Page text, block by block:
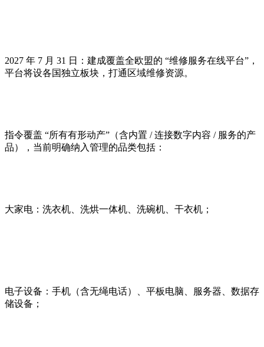
2027 年 7 月 31 日：建成覆盖全欧盟的 “维修服务在线平台”，
平台将设各国独立板块，打通区域维修资源。
指令覆盖 “所有有形动产”（含内置 / 连接数字内容 / 服务的产
品），当前明确纳入管理的品类包括：
大家电：洗衣机、洗烘一体机、洗碗机、干衣机；
电子设备：手机（含无绳电话）、平板电脑、服务器、数据存
储设备；